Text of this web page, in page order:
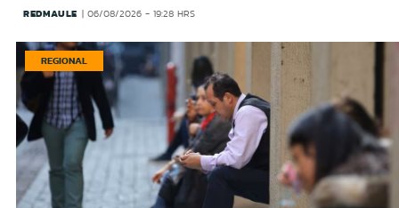
REDMAULE 06/08/2026 - 19:28 HRS
REGIONAL